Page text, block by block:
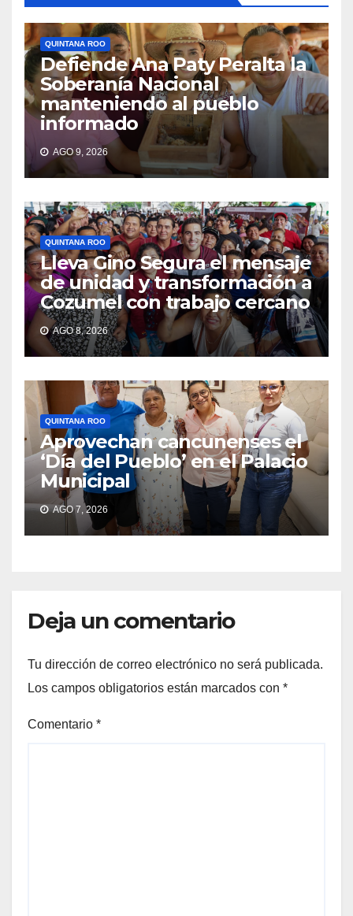
QUINTANA ROO
Defiende Ana Paty Peralta la
Soberanía Nacional
manteniendo al pueblo
informado
AGO 9, 2026
QUINTANA ROO
Lleva Gino Segura el mensaje
de unidad y transformación a
Cozumel con trabajo cercano
AGO 8, 2026
QUINTANA ROO
Aprovechan cancunenses el
‘Día del Pueblo’ en el Palacio
Municipal
AGO 7, 2026
Deja un comentario
Tu dirección de correo electrónico no será publicada.
Los campos obligatorios están marcados con *
Comentario *